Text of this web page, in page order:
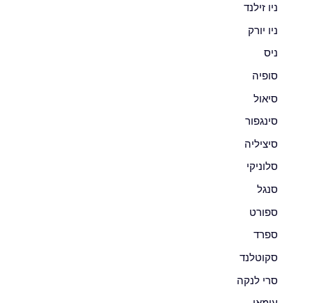
ניו זילנד
ניו יורק
ניס
סופיה
סיאול
סינגפור
סיציליה
סלוניקי
סנגל
ספורט
ספרד
סקוטלנד
סרי לנקה